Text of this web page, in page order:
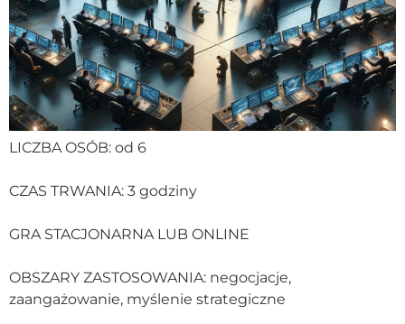
LICZBA OSÓB: od 6
CZAS TRWANIA: 3 godziny
GRA STACJONARNA LUB ONLINE
OBSZARY ZASTOSOWANIA: negocjacje,
zaangażowanie, myślenie strategiczne